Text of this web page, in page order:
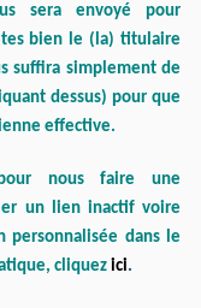
sera envoyé pour
bien le (la) titulaire
suffira simplement de
dessus) pour que
effective.
nous faire une
un lien inactif voire
personnalisée dans le
cliquez ici.